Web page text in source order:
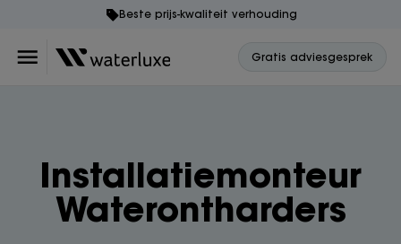
Beste prijs-kwaliteit verhouding
Gratis adviesgesprek
Installatiemonteur
Waterontharders